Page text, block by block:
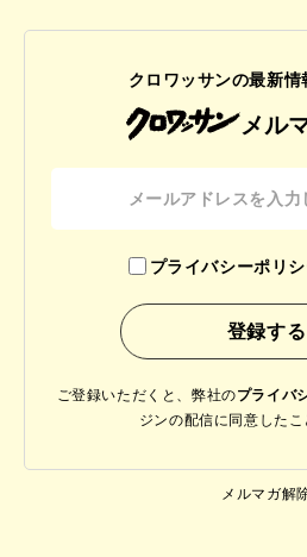
クロワッサンの最新情
メル
プライバシーポリ
ご登録いただくと、弊社のプライバ
ジンの配信に同意した
メルマガ解